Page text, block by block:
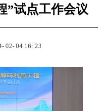
”试点工作会议
02- 04 16: 23